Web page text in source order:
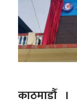
काठमाडौँ ।